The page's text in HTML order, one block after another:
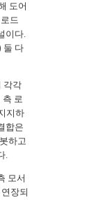
도어
드
이다.
둘 다
각각
측 로
지하
합은
하고
.
모서
장되